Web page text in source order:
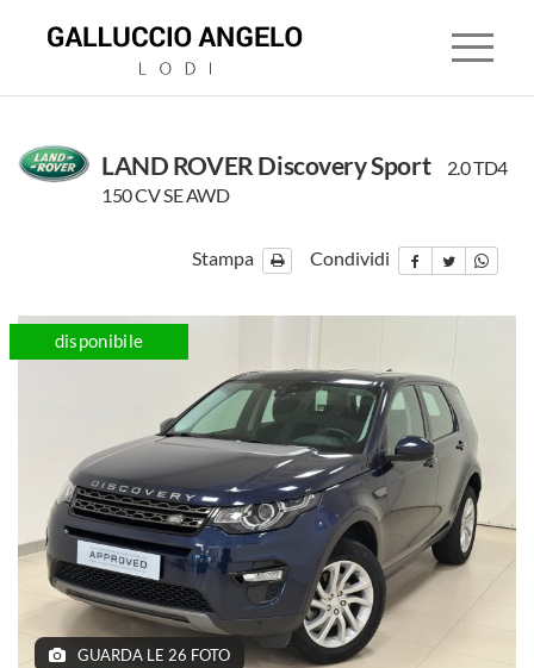
HOME
CONCESSIONARIA
LAND
ROVER
MITSUBISHI
USATO
SERVIZI
CONTATTI
LAND ROVER Discovery Sport
2.0 TD4
150 CV SE AWD
Stampa Condividi
disponibile
GUARDA LE 26 FOTO